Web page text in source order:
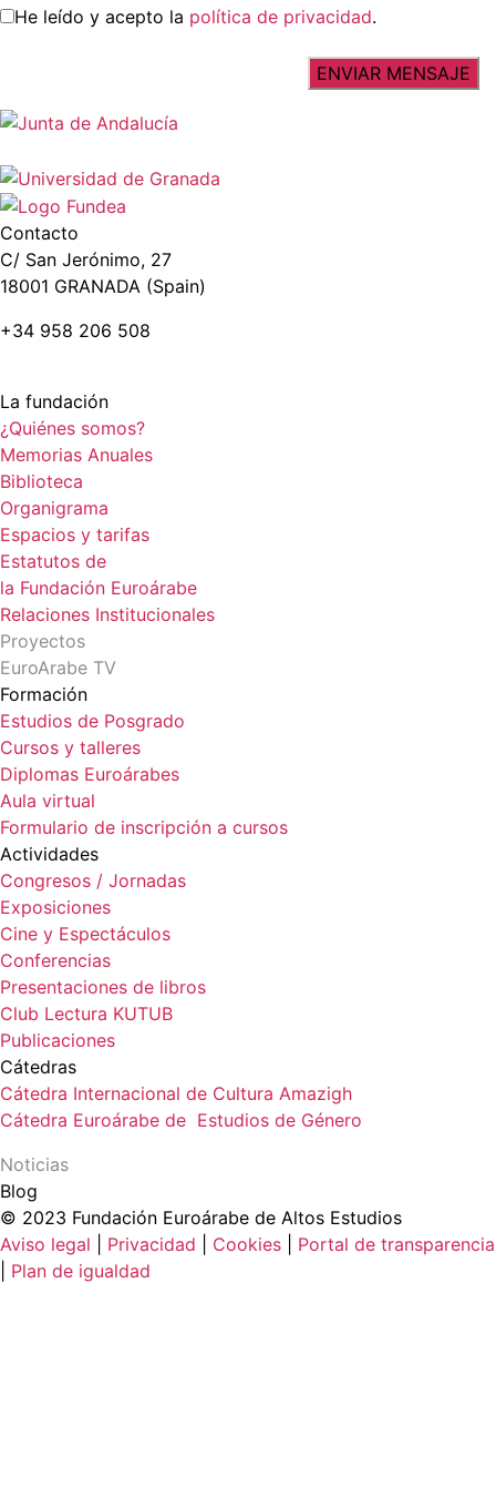
He leído y acepto la política de privacidad.
Contacto
C/ San Jerónimo, 27
18001 GRANADA (Spain)
+34 958 206 508
La fundación
¿Quiénes somos?
Memorias Anuales
Biblioteca
Organigrama
Espacios y tarifas
Estatutos de
la Fundación Euroárabe
Relaciones Institucionales
Proyectos
EuroArabe TV
Formación
Estudios de Posgrado
Cursos y talleres
Diplomas Euroárabes
Aula virtual
Formulario de inscripción a cursos
Actividades
Congresos / Jornadas
Exposiciones
Cine y Espectáculos
Conferencias
Presentaciones de libros
Club Lectura KUTUB
Publicaciones
Cátedras
Cátedra Internacional de Cultura Amazigh
Cátedra Euroárabe de Estudios de Género
Noticias
Blog
© 2023 Fundación Euroárabe de Altos Estudios
Aviso legal
Privacidad Cookies
Portal de transparencia
Plan de igualdad